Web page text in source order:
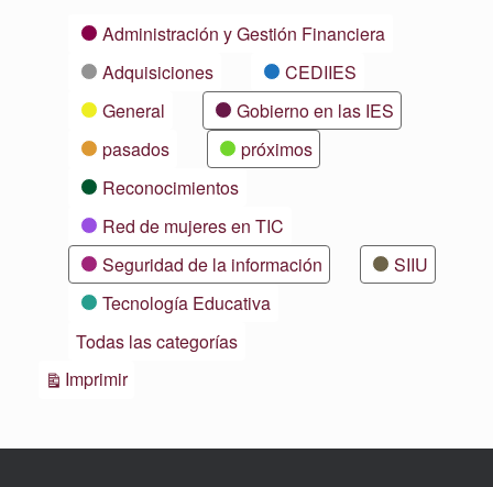
CategoríasAdministración y Gestión Financiera
Adquisiciones
CEDIIES
General
Gobierno en las IES
pasados
próximos
Reconocimientos
Red de mujeres en TIC
Seguridad de la información
SIIU
Tecnología Educativa
Todas las categorías
ImprimirVistas